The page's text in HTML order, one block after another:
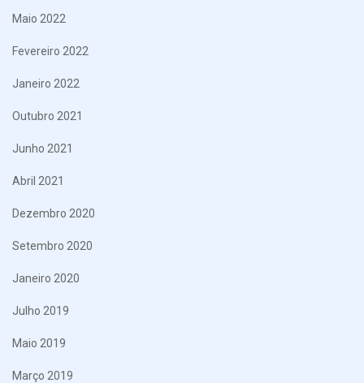
Maio 2022
Fevereiro 2022
Janeiro 2022
Outubro 2021
Junho 2021
Abril 2021
Dezembro 2020
Setembro 2020
Janeiro 2020
Julho 2019
Maio 2019
Março 2019